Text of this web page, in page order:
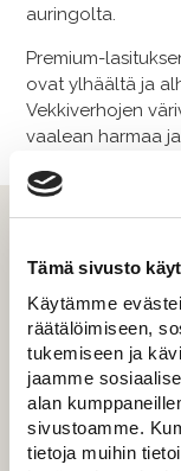
Tämä sivusto
Käytämme
räätälöimiseen,
tukemiseen ja
jaamme
alan
sivustoamme.
tietoja muihin
auringolta.
Premium-​
ovat ylhäältä ja
Vekkiverhojen
vaalean harmaa